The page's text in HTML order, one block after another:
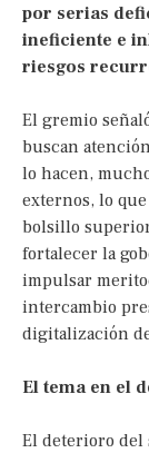
por serias
ineficiente e
riesgos
El gremio
buscan
lo hacen,
externos, lo
bolsillo
fortalecer la
impulsar
intercambio
digitalización
El tema en el
El deterioro del